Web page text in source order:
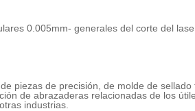
0.005mm- generales del corte del
piezas de precisión, de molde de sellado
de abrazaderas relacionadas de los
industrias.